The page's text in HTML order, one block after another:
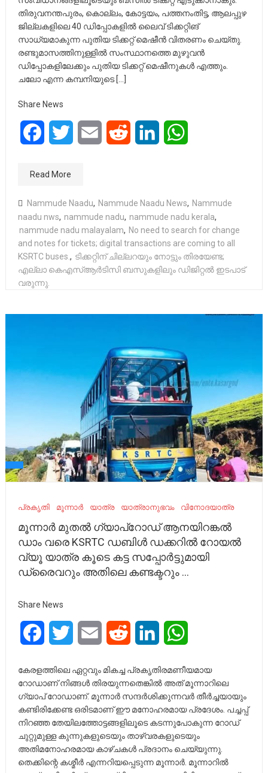
തിരുവനന്തപുരം, കൊല്ലം, കോട്ടയം, പത്തനംതിട്ട, ആലപ്പുഴ
ജില്ലകളിലെ 40 ഡിപ്പോകളിൽ ലൈവ് ടിക്കറ്റിങ്
സാധ്യമാകുന്ന പുതിയ ടിക്കറ്റ് മെഷീൻ വിതരണം ചെയ്തു.
രണ്ടുമാസത്തിനുള്ളിൽ സംസ്ഥാനത്തെ മുഴുവൻ
ഡിപ്പോകളിലേക്കും പുതിയ ടിക്കറ്റ് മെഷീനുകൾ എത്തും.
ചലോ എന്ന കമ്പനിയുടെ […]
Share News
FacebookTwitter Email Reddit LinkedIn
Read More
Nammude Naadu, Nammude Naadu News, Nammude
naadu nws, nammude nadu, nammude nadu kerala,
nammude nadu malayalam, No need to search for change
and notes for tickets; digital transactions are coming to all
KSRTC buses., ടിക്കറ്റിന് ചില്ലറയും നോട്ടും തിരയേണ്ട;
എല്ലാ കെഎസ്ആര്‍ടിസി ബസുകളിലും ഡിജിറ്റല്‍ ഇടപാട്
വരുന്നു.
പ്രകൃതി മൂന്നാർ യാത്ര യാത്രാനുഭവം വിനോദയാത്ര
മൂന്നാർ മുതൽ ഗ്യാപ്‌റോഡ് ആനയിറങ്കൽ
ഡാം വരെ KSRTC ഡബിൾ ഡക്കറിൽ റോയൽ
വ്യൂ യാത്ര കൂടെ കട്ട സപ്പോർട്ടുമായി
ഡ്രൈവറും അതിലെ കണ്ടക്ടറും …
Share News
FacebookTwitter Email Reddit LinkedIn
കേരളത്തിലെ ഏറ്റവും മികച്ച പ്രകൃതിരമണീയമായ
റോഡാണ് നിങ്ങൾ തിരയുന്നതെങ്കിൽ അത് മൂന്നാറിലെ
ഗ്യാപ് റോഡാണ്. മൂന്നാർ സന്ദർശിക്കുന്നവർ തീർച്ചയായും
കണ്ടിരിക്കേണ്ട ഒരിടമാണ് ഈ മനോഹരമായ പ്രദേശം. പച്ചപ്പ്
നിറഞ്ഞ തേയിലത്തോട്ടങ്ങളിലൂടെ കടന്നുപോകുന്ന റോഡ്
ചുറ്റുമുള്ള കുന്നുകളുടെയും താഴ്വരകളുടെയും
അതിമനോഹരമായ കാഴ്‌ചകൾ പ്രദാനം ചെയ്യുന്നു.
തെക്കിന്റെ കശ്മീർ എന്നറിയപ്പെടുന്ന മൂന്നാർ. മൂന്നാറിൽ